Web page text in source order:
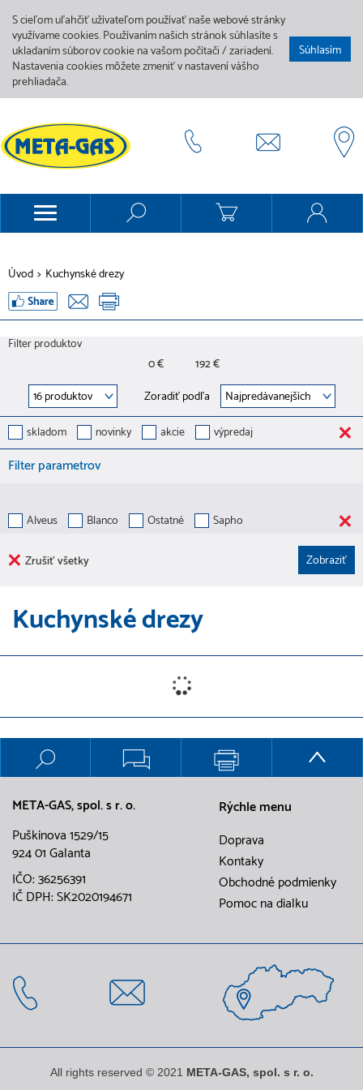
S cieľom uľahčiť užívateľom používať naše webové stránky
využívame cookies. Používaním našich stránok súhlasíte s
ukladaním súborov cookie na vašom počítači / zariadení.
Nastavenia cookies môžete zmeniť v nastavení vášho
prehliadača.
Súhlasím
Úvod > Kuchynské drezy
Filter produktov
0 €
192 €
Zoradiť podľa
skladom
novinky akcie výpredaj
Filter parametrov
Alveus Blanco Ostatné Sapho
Zrušiť všetky
Kuchynské drezy
META-GAS, spol. s r. o.
Puškinova 1529/15
924 01 Galanta
IČO: 36256391
IČ DPH: SK2020194671
Rýchle menu
Doprava
Kontaky
Obchodné podmienky
Pomoc na dialku
All rights reserved © 2021 META-GAS, spol. s r. o.